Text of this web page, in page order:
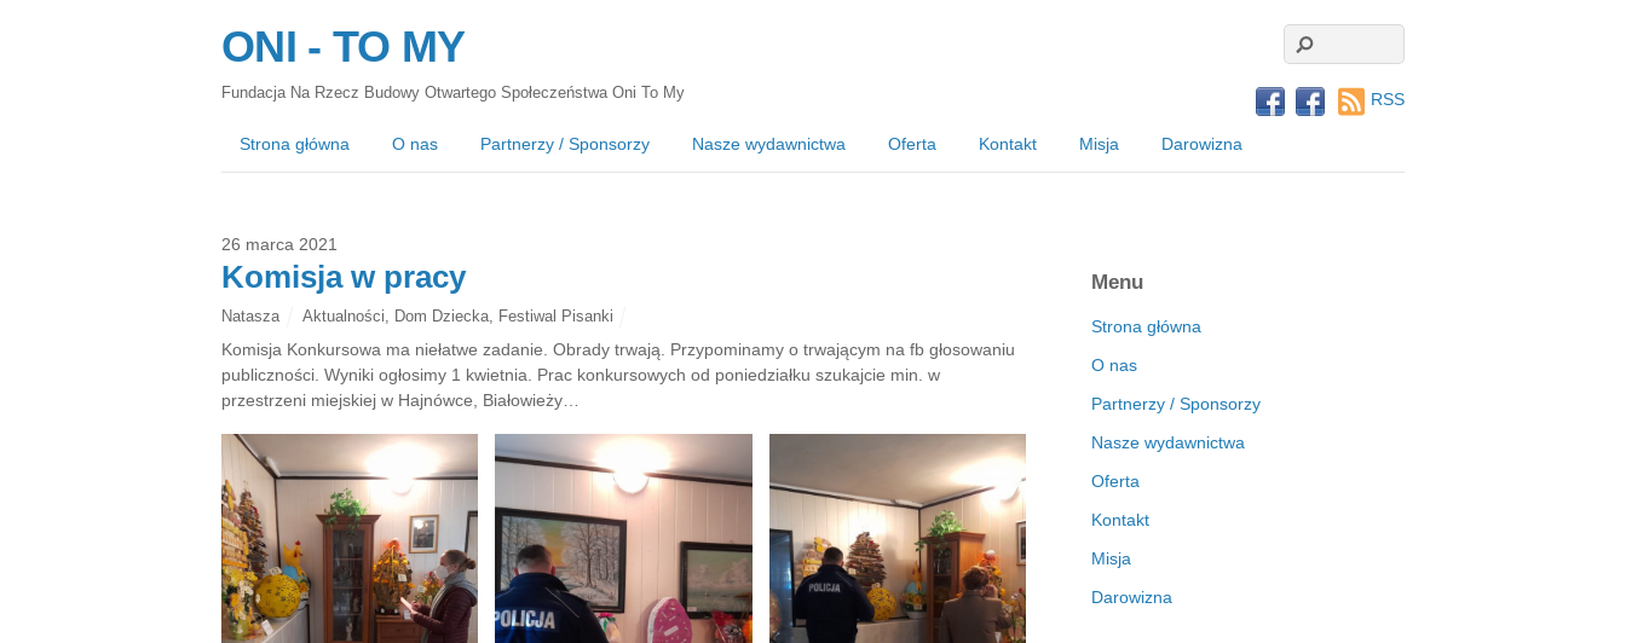
ONI - TO MY
Fundacja Na Rzecz Budowy Otwartego Społeczeństwa Oni To My
Strona główna O nas Partnerzy / Sponsorzy Nasze wydawnictwa Oferta Kontakt Misja Darowizna
RSS
26 marca 2021
Komisja w pracy
Natasza Aktualności Dom Dziecka, Festiwal Pisanki
Komisja Konkursowa ma niełatwe zadanie. Obrady trwają. Przypominamy o trwającym na fb głosowaniu
publiczności. Wyniki ogłosimy 1 kwietnia. Prac konkursowych od poniedziałku szukajcie min. w
przestrzeni miejskiej w Hajnówce, Białowieży…
Menu
Strona główna
O nas
Partnerzy / Sponsorzy
Nasze wydawnictwa
Oferta
Kontakt
Misja
Darowizna